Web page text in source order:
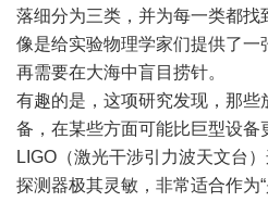
落细分为三类，并为每一类都
像是给实验物理学家们提供了一
再需要在大海中盲目捞针。
有趣的是，这项研究发现，那些
备，在某些方面可能比巨型设备
LIGO（激光干涉引力波天文台
探测器极其灵敏，非常适合作为